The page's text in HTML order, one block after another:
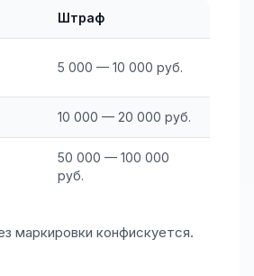
Штраф
5 000 — 10 000 руб.
10 000 — 20 000 руб.
50 000 — 100 000
руб.
маркировки конфискуется.